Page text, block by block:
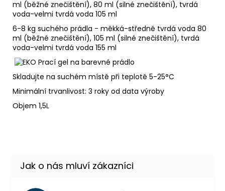
ml (běžné znečištění), 80 ml (silné znečištění), tvrdá
voda-velmi tvrdá voda 105 ml
6-8 kg suchého prádla - měkká-středně tvrdá voda 80
ml (běžné znečištění), 105 ml (silné znečištění), tvrdá
voda-velmi tvrdá voda 155 ml
Skladujte na suchém místě při teplotě 5-25°C
Minimální trvanlivost: 3 roky od data výroby
Objem 1,5L